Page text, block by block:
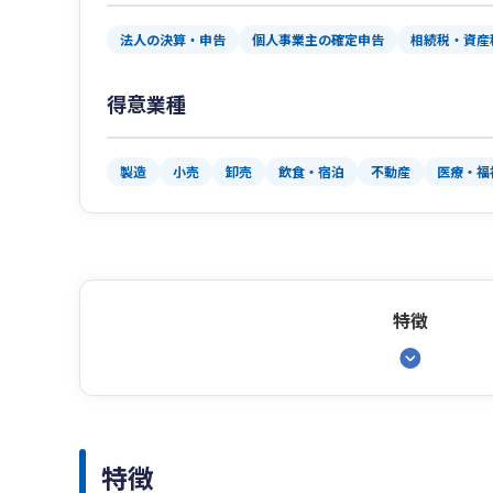
法人の決算・申告 個人事業主の確定申告 相続税・資産
得意業種
製造 小売 卸売 飲食・宿泊 不動産 医療・福
特徴
特徴